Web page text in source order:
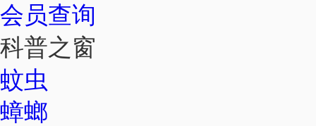
会员查询
科普之窗
蚊虫
蟑螂